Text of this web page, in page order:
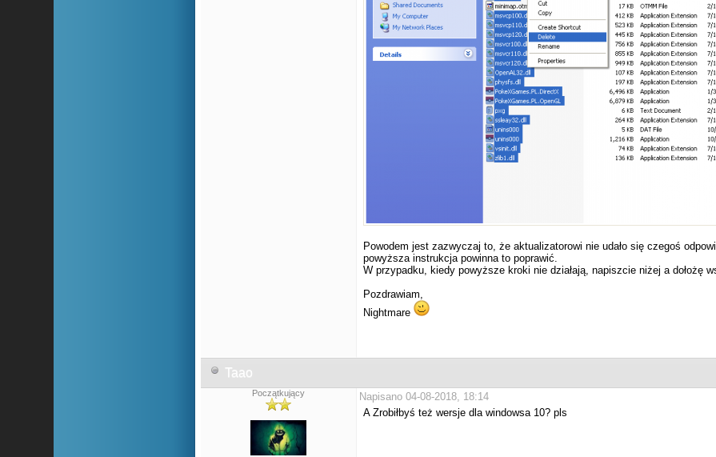
Powodem jest zazwyczaj to, że aktualizatorowi nie udało się czegoś
powyższa instrukcja powinna to poprawić.
W przypadku, kiedy powyższe kroki nie działają, napiszcie niżej a dołożę
Pozdrawiam,
Nightmare
Taao
Początkujący
Napisano 04-08-2018, 18:14
A Zrobiłbyś też wersje dla windowsa 10? pls